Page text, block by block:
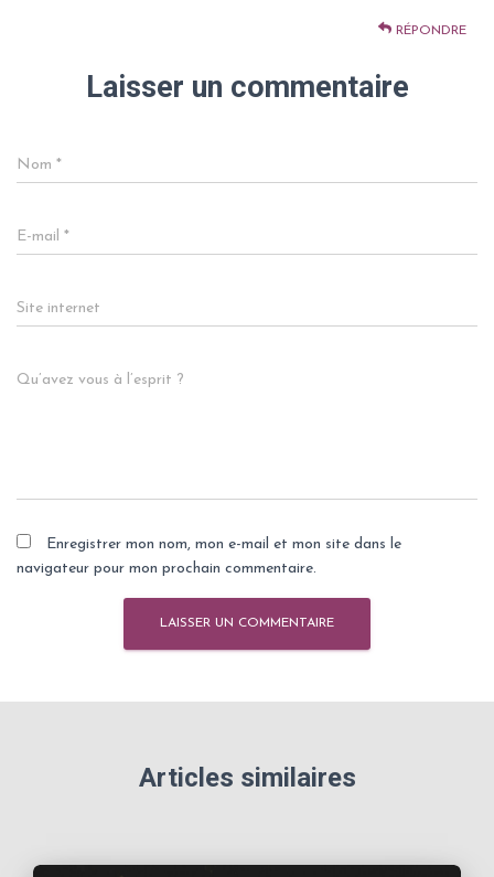
RÉPONDRE
Laisser un commentaire
Nom *
E-mail *
Site internet
Qu’avez vous à l’esprit ?
Enregistrer mon nom, mon e-mail et mon site dans le
navigateur pour mon prochain commentaire.
Articles similaires